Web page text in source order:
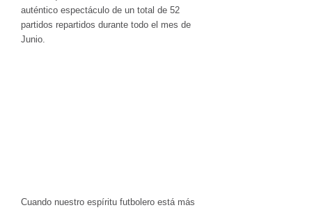
auténtico espectáculo de un total de 52
partidos repartidos durante todo el mes de
Junio.
Cuando nuestro espíritu futbolero está más